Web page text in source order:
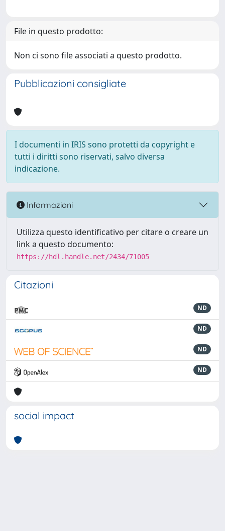
File in questo prodotto:
Non ci sono file associati a questo prodotto.
Pubblicazioni consigliate
I documenti in IRIS sono protetti da copyright e
tutti i diritti sono riservati, salvo diversa
indicazione.
Informazioni
Utilizza questo identificativo per citare o creare un
link a questo documento:
https://hdl.handle.net/2434/71005
Citazioni
ND
ND
ND
ND
social impact